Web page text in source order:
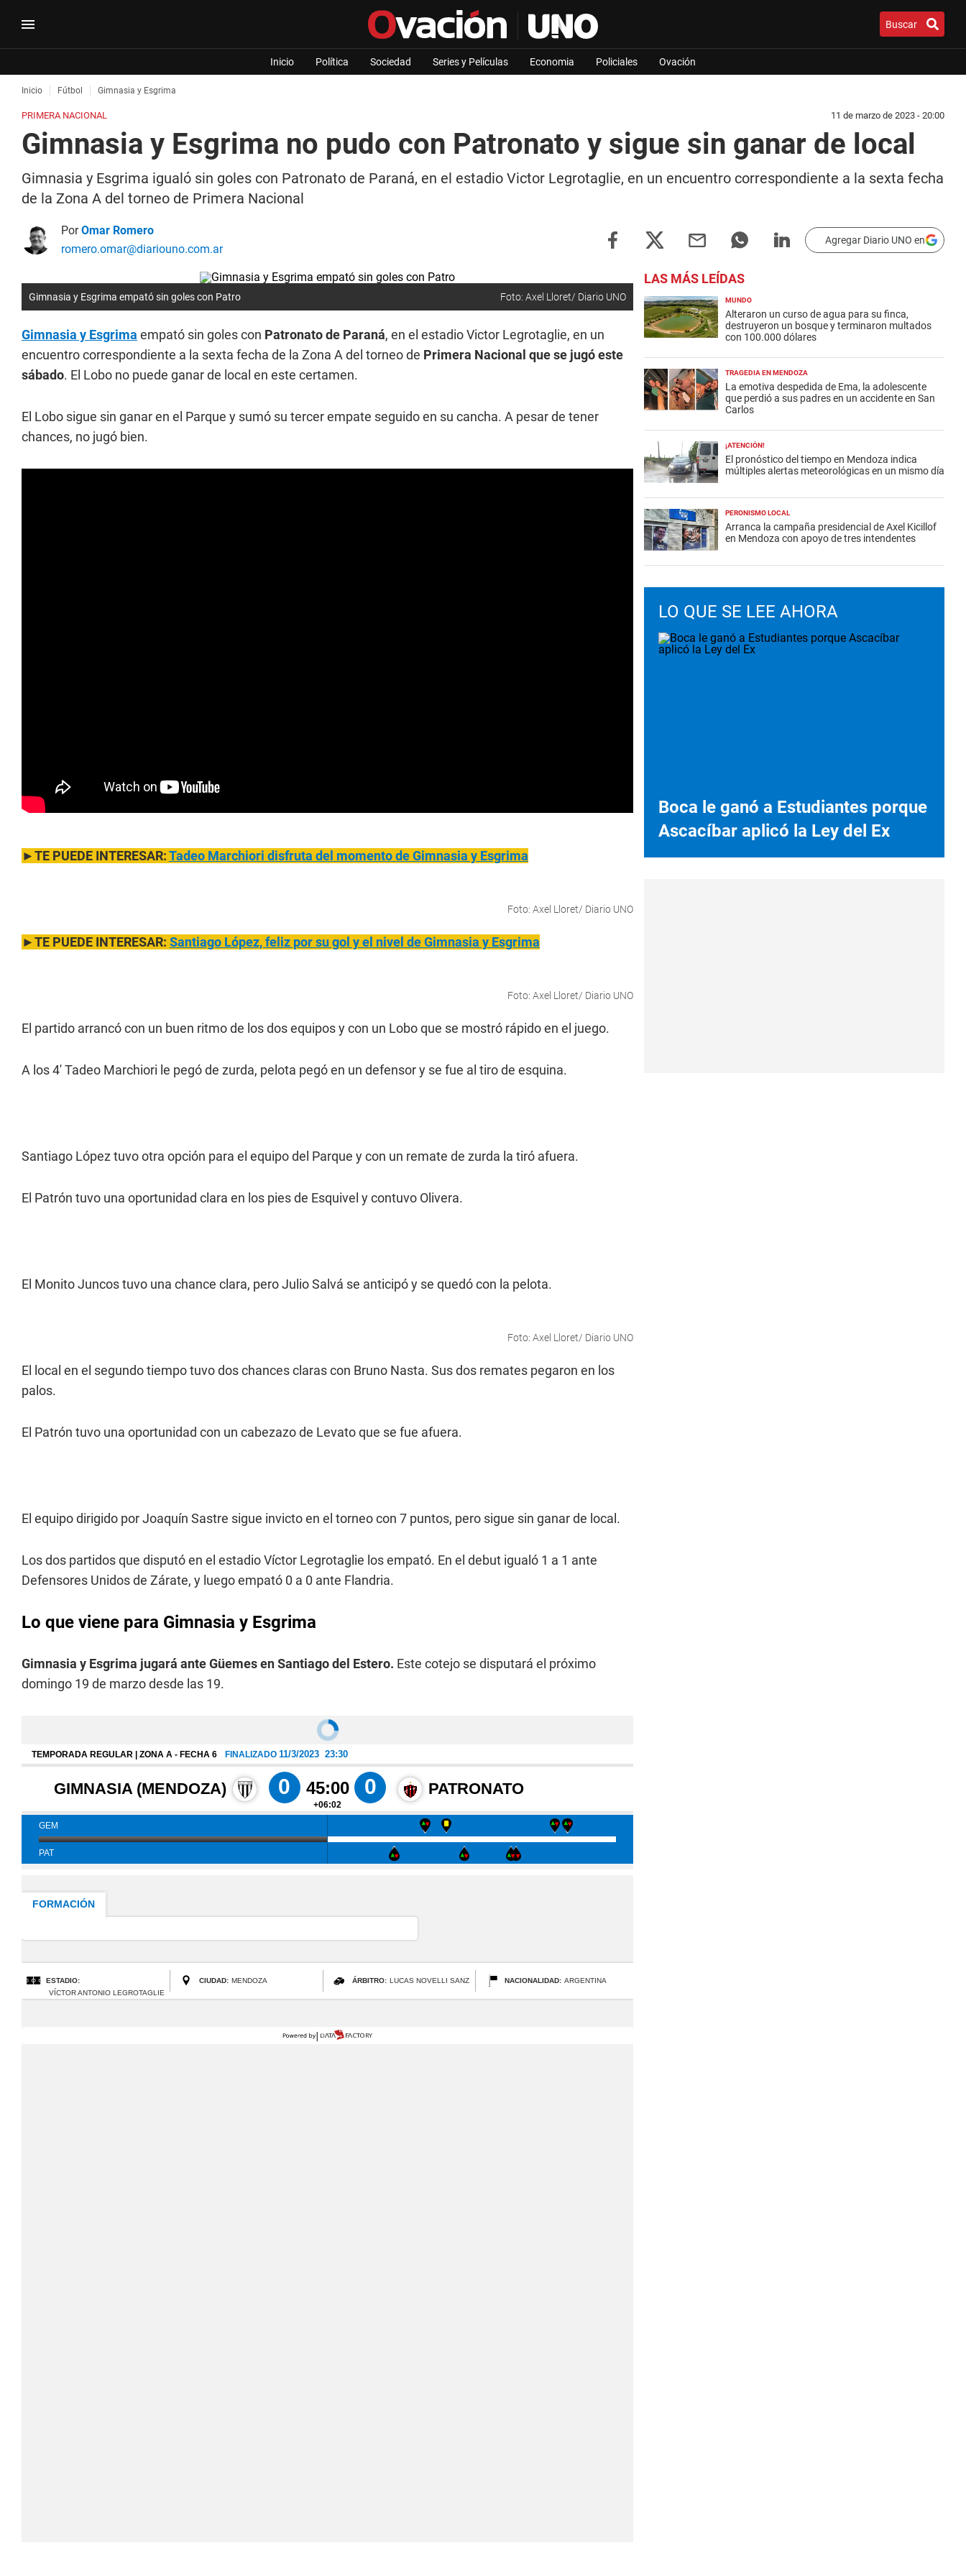
Buscar
Inicio Política Sociedad Series y Películas Economia Policiales Ovación
Inicio Fútbol Gimnasia y Esgrima
PRIMERA NACIONAL 11 de marzo de 2023 - 20:00
Gimnasia y Esgrima no pudo con Patronato y sigue sin ganar de local
Gimnasia y Esgrima igualó sin goles con Patronato de Paraná, en el estadio Victor Legrotaglie, en un encuentro correspondiente a la sexta fecha
de la Zona A del torneo de Primera Nacional
PorOmar Romero
romero.omar@diariouno.com.ar
Agregar Diario UNO en
Gimnasia y Esgrima empató sin goles con Patro Foto: Axel Lloret/ Diario UNO
Gimnasia y Esgrima empató sin goles con Patronato de Paraná, en el estadio Victor Legrotaglie, en un
encuentro correspondiente a la sexta fecha de la Zona A del torneo de Primera Nacional que se jugó este
sábado. El Lobo no puede ganar de local en este certamen.
El Lobo sigue sin ganar en el Parque y sumó su tercer empate seguido en su cancha. A pesar de tener
chances, no jugó bien.
►TE PUEDE INTERESAR:Tadeo Marchiori disfruta del momento de Gimnasia y Esgrima
Foto: Axel Lloret/ Diario UNO
►TE PUEDE INTERESAR: Santiago López, feliz por su gol y el nivel de Gimnasia y Esgrima
Foto: Axel Lloret/ Diario UNO
El partido arrancó con un buen ritmo de los dos equipos y con un Lobo que se mostró rápido en el juego.
A los 4' Tadeo Marchiori le pegó de zurda, pelota pegó en un defensor y se fue al tiro de esquina.
Santiago López tuvo otra opción para el equipo del Parque y con un remate de zurda la tiró afuera.
El Patrón tuvo una oportunidad clara en los pies de Esquivel y contuvo Olivera.
El Monito Juncos tuvo una chance clara, pero Julio Salvá se anticipó y se quedó con la pelota.
Foto: Axel Lloret/ Diario UNO
El local en el segundo tiempo tuvo dos chances claras con Bruno Nasta. Sus dos remates pegaron en los
palos.
El Patrón tuvo una oportunidad con un cabezazo de Levato que se fue afuera.
El equipo dirigido por Joaquín Sastre sigue invicto en el torneo con 7 puntos, pero sigue sin ganar de local.
Los dos partidos que disputó en el estadio Víctor Legrotaglie los empató. En el debut igualó 1 a 1 ante
Defensores Unidos de Zárate, y luego empató 0 a 0 ante Flandria.
Lo que viene para Gimnasia y Esgrima
Gimnasia y Esgrima jugará ante Güemes en Santiago del Estero. Este cotejo se disputará el próximo
domingo 19 de marzo desde las 19.
LAS MÁS LEÍDAS
MUNDO
Alteraron un curso de agua para su finca,
destruyeron un bosque y terminaron multados
con 100.000 dólares
TRAGEDIA EN MENDOZA
La emotiva despedida de Ema, la adolescente
que perdió a sus padres en un accidente en San
Carlos
¡ATENCIÓN!
El pronóstico del tiempo en Mendoza indica
múltiples alertas meteorológicas en un mismo día
PERONISMO LOCAL
Arranca la campaña presidencial de Axel Kicillof
en Mendoza con apoyo de tres intendentes
LO QUE SE LEE AHORA
Boca le ganó a Estudiantes porque
Ascacíbar aplicó la Ley del Ex